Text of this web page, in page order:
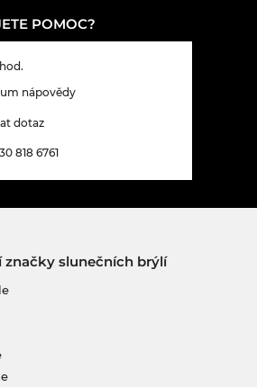
POMOC?
nápovědy
dotaz
818 6761
značky slunečních brýlí